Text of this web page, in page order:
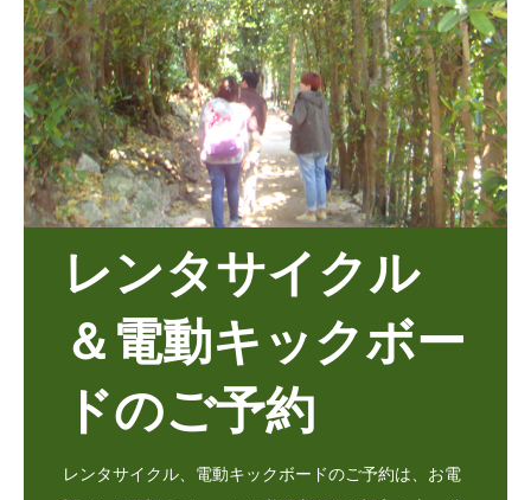
レンタサイクル
＆電動キックボー
ドのご予約
レンタサイクル、電動キックボードのご予約は、お電